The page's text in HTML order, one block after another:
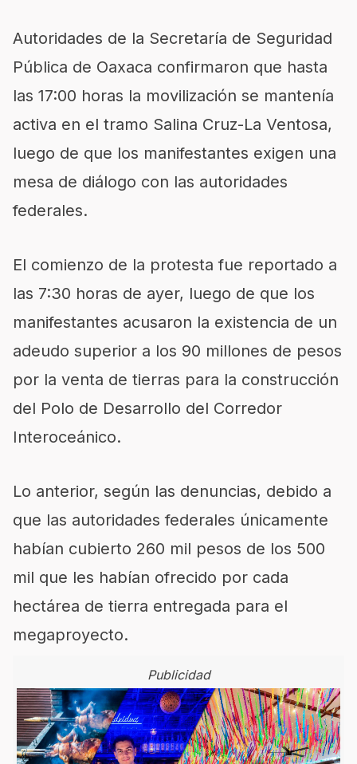
Autoridades de la Secretaría de Seguridad
Pública de Oaxaca confirmaron que hasta
las 17:00 horas la movilización se mantenía
activa en el tramo Salina Cruz-La Ventosa,
luego de que los manifestantes exigen una
mesa de diálogo con las autoridades
federales.
El comienzo de la protesta fue reportado a
las 7:30 horas de ayer, luego de que los
manifestantes acusaron la existencia de un
adeudo superior a los 90 millones de pesos
por la venta de tierras para la construcción
del Polo de Desarrollo del Corredor
Interoceánico.
Lo anterior, según las denuncias, debido a
que las autoridades federales únicamente
habían cubierto 260 mil pesos de los 500
mil que les habían ofrecido por cada
hectárea de tierra entregada para el
megaproyecto.
Publicidad